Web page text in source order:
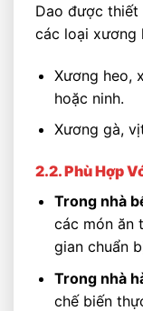
Dao được thiết
các loại xương
Xương heo,
hoặc ninh.
Xương gà,
2.2. Phù Hợp
Trong nhà
các món ăn
gian chuẩn
Trong nhà
chế biến